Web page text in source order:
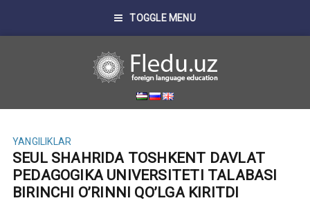
TOGGLE MENU
YANGILIKLAR
SEUL SHAHRIDA TOSHKENT DAVLAT
PEDAGOGIKA UNIVERSITETI TALABASI
BIRINCHI O’RINNI QO’LGA KIRITDI